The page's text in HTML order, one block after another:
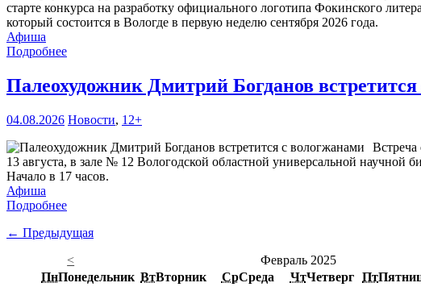
старте конкурса на разработку официального логотипа Фокинского
который состоится в Вологде в первую неделю сентября 2026 года.
Афиша
Подробнее
Палеохудожник Дмитрий Богданов
04.08.2026 Новости, 12+
13 августа, в зале № 12 Вологодской областной универсальной научной
Начало в 17 часов.
Афиша
Подробнее
← Предыдущая
<
Февраль 2025
ПнПонедельник ВтВторник СрСреда ЧтЧетверг Пт